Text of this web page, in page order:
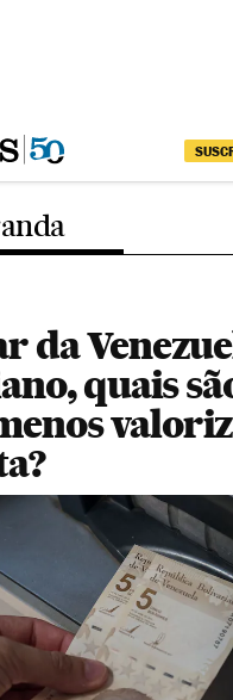
da
quais